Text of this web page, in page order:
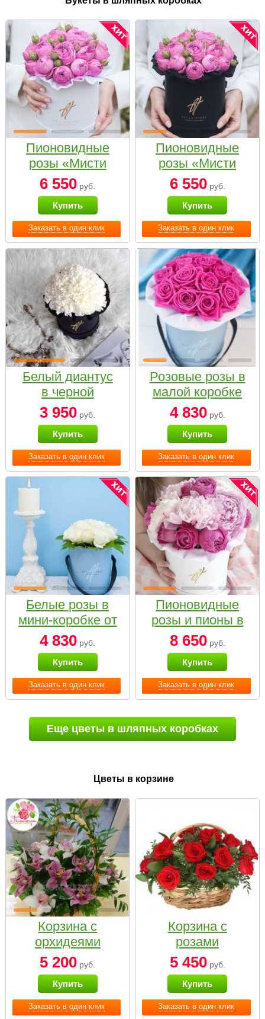
Заказать в один клик
Пионовидные
розы «Мисти
бабблс» в белой
коробке Small
6 550 руб.
Купить
Заказать в один клик
Пионовидные
розы «Мисти
бабблс» в
черной коробке
Small
6 550руб.
Купить
Заказать в один клик
Белый диантус
в черной
коробке Small
3 950 руб.
Купить
Заказать в один клик
Розовые розы в
малой коробке
4 830руб.
Купить
Заказать в один клик
Белые розы в
мини-коробке от
Bella Fiori
4 830 руб.
Купить
Заказать в один клик
Пионовидные
розы и пионы в
белой коробке
Small
8 650руб.
Купить
Еще цветы в шляпных коробках
Цветы в корзине
Заказать в один клик
Корзина с
орхидеями
малая
5 200 руб.
Купить
Заказать в один клик
Корзина с
розами
«Красный
Париж»
5 450руб.
Купить